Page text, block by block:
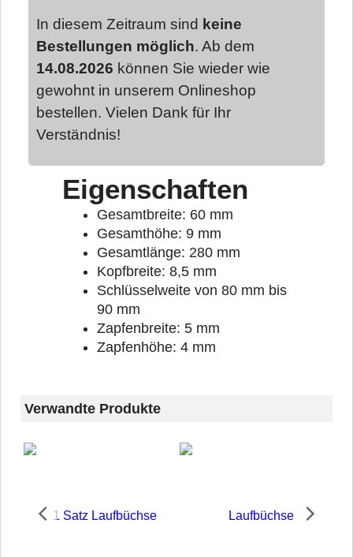
In diesem Zeitraum sind keine
Bestellungen möglich. Ab dem
14.08.2026 können Sie wieder wie
gewohnt in unserem Onlineshop
bestellen. Vielen Dank für Ihr
Verständnis!
Eigenschaften
Gesamtbreite: 60 mm
Gesamthöhe: 9 mm
Gesamtlänge: 280 mm
Kopfbreite: 8,5 mm
Schlüsselweite von 80 mm bis
90 mm
Zapfenbreite: 5 mm
Zapfenhöhe: 4 mm
Verwandte Produkte